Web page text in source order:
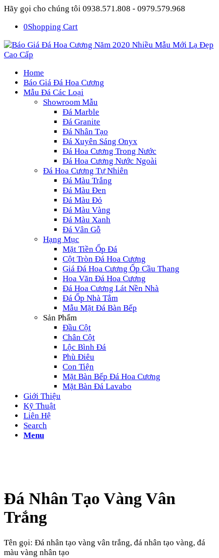
Hãy gọi cho chúng tôi 0938.571.808 - 0979.579.968
0Shopping Cart
Home
Báo Giá Đá Hoa Cương
Mẫu Đá Các Loại
Showroom Mẫu
Đá Marble
Đá Granite
Đá Nhân Tạo
Đá Xuyên Sáng Onyx
Đá Hoa Cương Trong Nước
Đá Hoa Cương Nước Ngoài
Đá Hoa Cương Tự Nhiên
Đá Màu Trắng
Đá Màu Đen
Đá Màu Đỏ
Đá Màu Vàng
Đá Màu Xanh
Đá Vân Gỗ
Hạng Mục
Mặt Tiền Ốp Đá
Cột Tròn Đá Hoa Cương
Giá Đá Hoa Cương Ốp Cầu Thang
Hoa Văn Đá Hoa Cương
Đá Hoa Cương Lát Nền Nhà
Đá Ốp Nhà Tắm
Mẫu Mặt Đá Bàn Bếp
Sản Phẩm
Đầu Cột
Chân Cột
Lộc Bình Đá
Phù Điêu
Con Tiện
Mặt Bàn Bếp Đá Hoa Cương
Mặt Bàn Đá Lavabo
Giới Thiệu
Kỹ Thuật
Liên Hệ
Search
Menu
Đá Nhân Tạo Vàng Vân
Trắng
Tên gọi: Đá nhân tạo vàng vân trắng, đá nhân tạo vàng, đá
màu vàng nhân tạo